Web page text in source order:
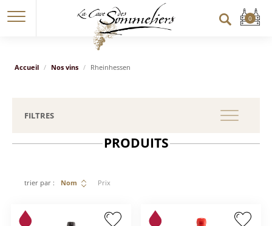
Accueil Nos vins Rheinhessen
FILTRES
PRODUITS
trier par : Nom Prix